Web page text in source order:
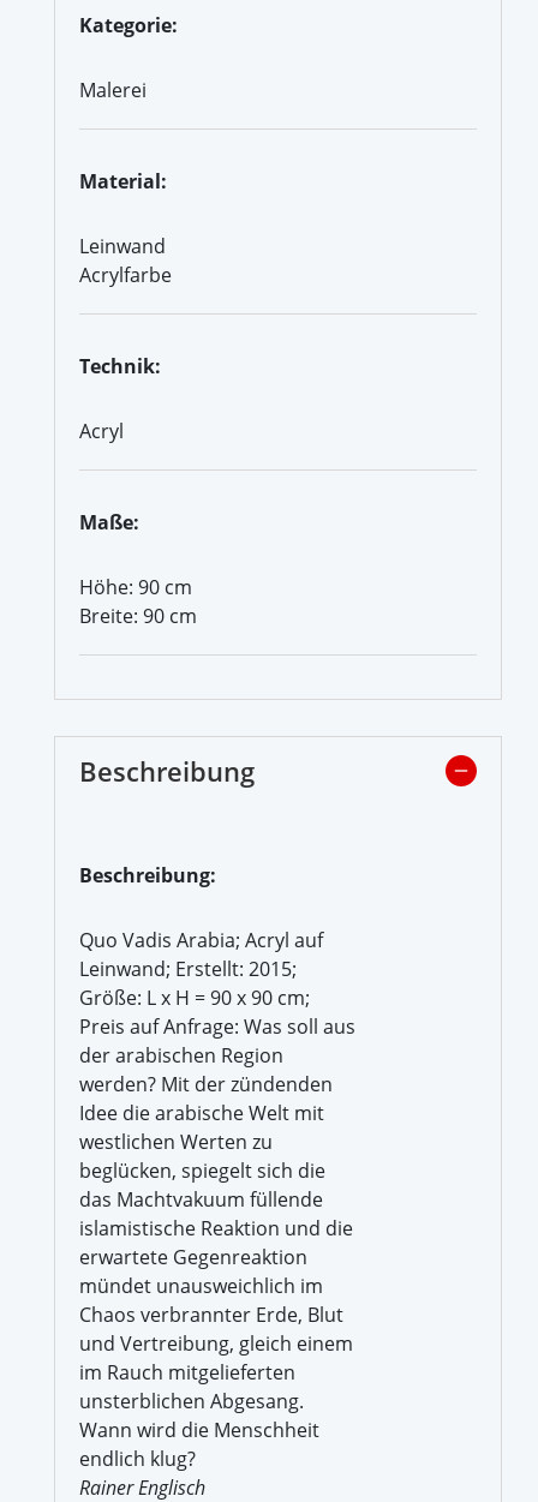
Kategorie:
Malerei
Material:
Leinwand
Acrylfarbe
Technik:
Acryl
Maße:
Höhe: 90 cm
Breite: 90 cm
Beschreibung
Beschreibung:
Quo Vadis Arabia; Acryl auf
Leinwand; Erstellt: 2015;
Größe: L x H = 90 x 90 cm;
Preis auf Anfrage: Was soll aus
der arabischen Region
werden? Mit der zündenden
Idee die arabische Welt mit
westlichen Werten zu
beglücken, spiegelt sich die
das Machtvakuum füllende
islamistische Reaktion und die
erwartete Gegenreaktion
mündet unausweichlich im
Chaos verbrannter Erde, Blut
und Vertreibung, gleich einem
im Rauch mitgelieferten
unsterblichen Abgesang.
Wann wird die Menschheit
endlich klug?
Rainer Englisch